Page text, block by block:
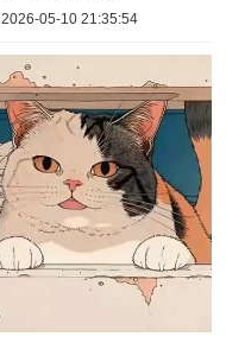
2026-05-10 21:35:54